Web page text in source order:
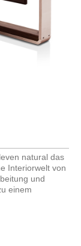
natural das
Interiorwelt von
und
einem